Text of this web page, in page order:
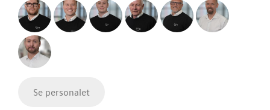
Se personalet